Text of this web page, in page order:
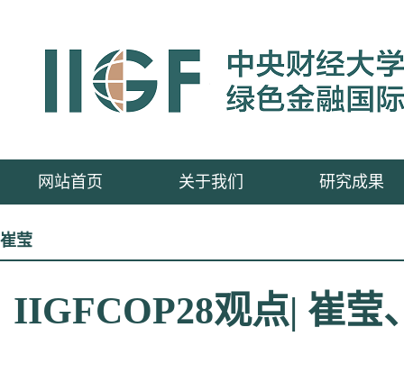
网站首页 关于我们 研究成果
崔莹
IIGFCOP28观点| 崔莹